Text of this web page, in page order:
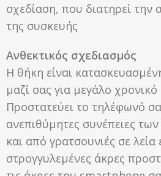
σχεδίαση, που διατηρεί την
της συσκευής
Ανθεκτικός σχεδιασμός
Η θήκη είναι
μαζί σας για μεγάλο
Προστατεύει το τηλέφωνό
ανεπιθύμητες συνέπειες
και από γρατσουνιές σε λεία
στρογγυλεμένες άκρες